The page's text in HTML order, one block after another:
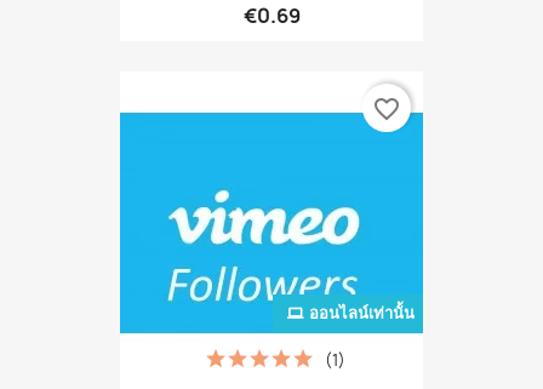
€0.69
(1)
ออนไลน์เท่านั้น
favorite_border